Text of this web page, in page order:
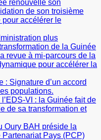
renouvelle son
de son troisième
pour accélérer le
plus
de la Guinée
revue à mi-parcours de la
pour accélérer la
Signature d’un accord
populations.
VI : la Guinée fait de
de sa transformation et
Oury BAH préside la
Pays (PCP)